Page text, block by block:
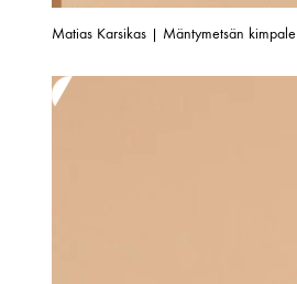
Matias Karsikas | Mäntymetsän kimpale